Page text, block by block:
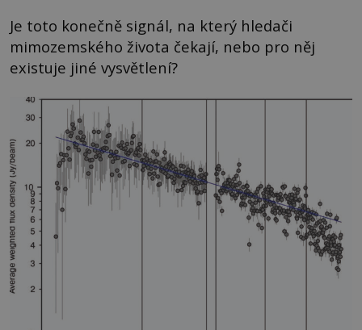
Je toto konečně signál, na který hledači
mimozemského života čekají, nebo pro něj
existuje jiné vysvětlení?